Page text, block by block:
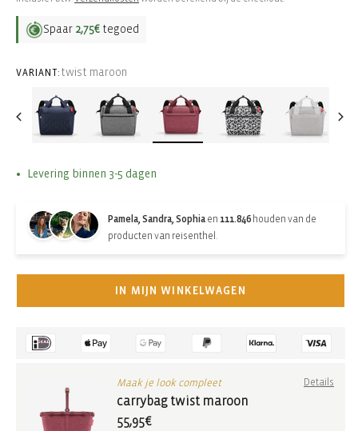
Spaar 2,75€ tegoed
VARIANT: twist maroon
Levering binnen 3-5 dagen
Pamela, Sandra, Sophia en 111.846 houden van de
producten van reisenthel.
IN MIJN WINKELWAGEN
Maak je look compleet Details
carrybag twist maroon
55,95€